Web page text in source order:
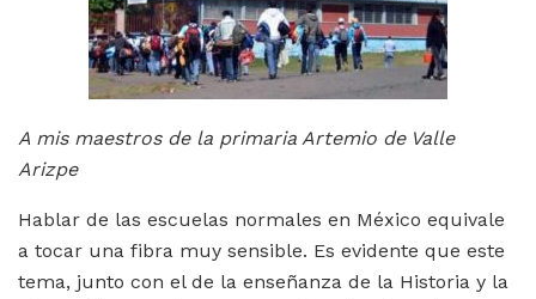
A mis maestros de la primaria Artemio de Valle
Arizpe
Hablar de las escuelas normales en México equivale
a tocar una fibra muy sensible. Es evidente que este
tema, junto con el de la enseñanza de la Historia y la